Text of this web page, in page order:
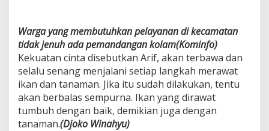
Warga yang membutuhkan pelayanan di kecamatan
tidak jenuh ada pemandangan kolam(Kominfo)
Kekuatan cinta disebutkan Arif, akan terbawa dan
selalu senang menjalani setiap langkah merawat
ikan dan tanaman. Jika itu sudah dilakukan, tentu
akan berbalas sempurna. Ikan yang dirawat
tumbuh dengan baik, demikian juga dengan
tanaman.(Djoko Winahyu)